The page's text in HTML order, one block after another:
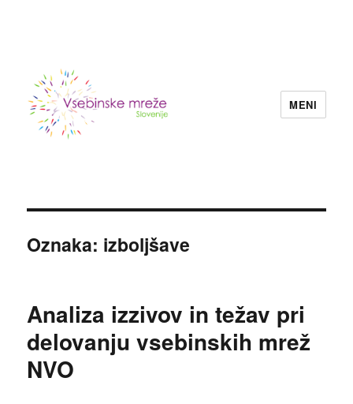
organizacij Slovenije
MENI
Oznaka: izboljšave
Analiza izzivov in težav pri
delovanju vsebinskih mrež
NVO